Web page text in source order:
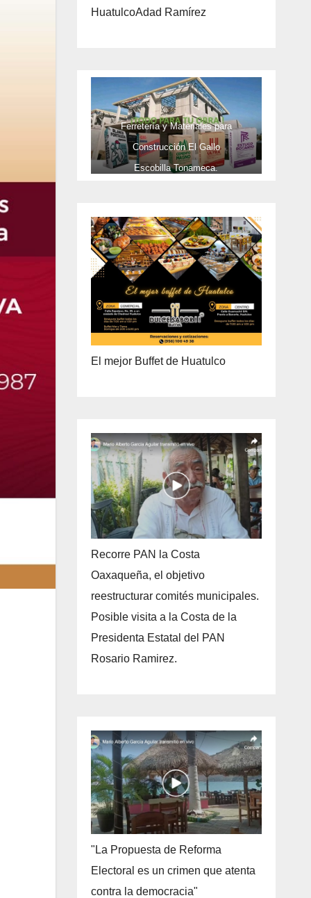
HuatulcoAdad Ramírez
Ferretería y Materiales para
Construcción El Gallo
Escobilla Tonameca.
ENTREGA A DOMICILIO
PRECIO ESPECIAL DE MAYOREO
El mejor Buffet de Huatulco
Recorre PAN la Costa
Oaxaqueña, el objetivo
reestructurar comités municipales.
Posible visita a la Costa de la
Presidenta Estatal del PAN
Rosario Ramirez.
"La Propuesta de Reforma
Electoral es un crimen que atenta
contra la democracia"